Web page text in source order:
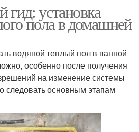
гид: установка
пола в домашней
водяной теплый пол в ванной
особенно после получения
на изменение системы
следовать основным этапам